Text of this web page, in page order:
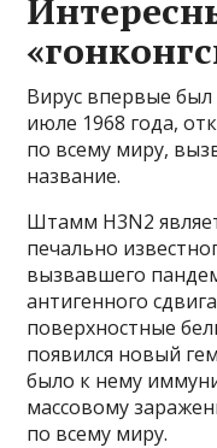
Вирус впервые
июле 1968 года,
по всему миру,
название.
Штамм H3N2
печально
вызвавшего
антигенного
поверхностные
появился новый
было к нему
массовому
по всему миру.